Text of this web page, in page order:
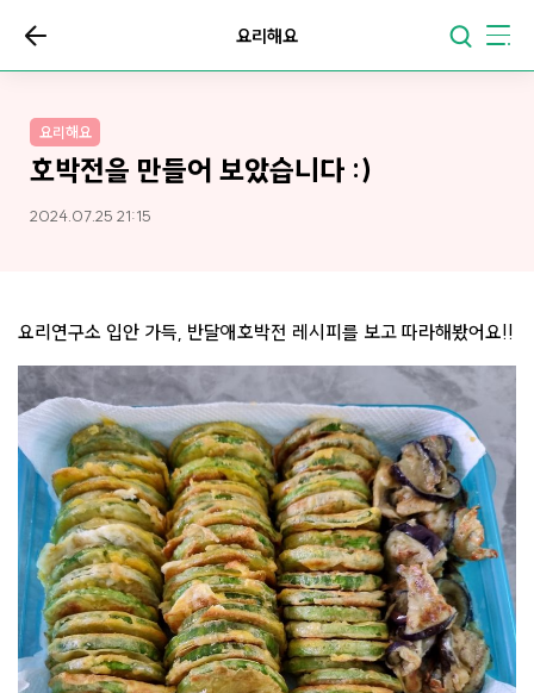
요리해요
요리해요
호박전을 만들어 보았습니다 :)
2024.07.25 21:15
요리연구소 입안 가득, 반달애호박전 레시피를 보고 따라해봤어요!!